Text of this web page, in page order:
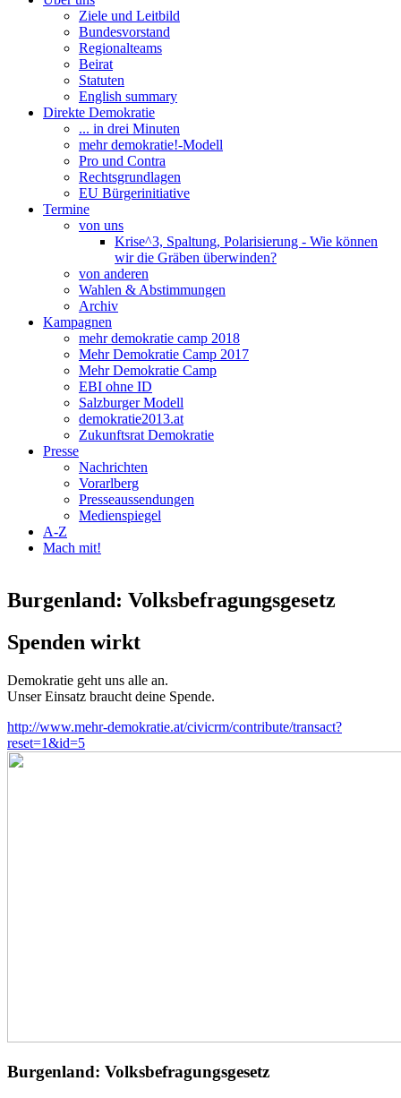
Ziele und Leitbild
Bundesvorstand
Regionalteams
Beirat
Statuten
English summary
Direkte Demokratie
... in drei Minuten
mehr demokratie!-Modell
Pro und Contra
Rechtsgrundlagen
EU Bürgerinitiative
Termine
von uns
Krise^3, Spaltung, Polarisierung - Wie können
wir die Gräben überwinden?
von anderen
Wahlen & Abstimmungen
Archiv
Kampagnen
mehr demokratie camp 2018
Mehr Demokratie Camp 2017
Mehr Demokratie Camp
EBI ohne ID
Salzburger Modell
demokratie2013.at
Zukunftsrat Demokratie
Presse
Nachrichten
Vorarlberg
Presseaussendungen
Medienspiegel
A-Z
Mach mit!
Burgenland: Volksbefragungsgesetz
Spenden wirkt
Demokratie geht uns alle an.
Unser Einsatz braucht deine Spende.
http://www.mehr-demokratie.at/civicrm/contribute/transact?
reset=1&id=5
Burgenland: Volksbefragungsgesetz